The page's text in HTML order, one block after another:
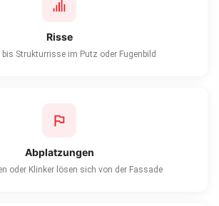
Risse
bis Strukturrisse im Putz oder Fugenbild
Abplatzungen
oder Klinker lösen sich von der Fassade